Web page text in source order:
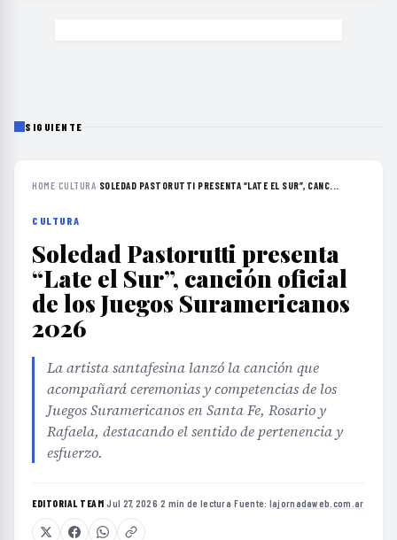
SIGUIENTE
HOME›CULTURA› SOLEDAD PASTORUTTI PRESENTA “LATE EL SUR”, CANC...
CULTURA
Soledad Pastorutti presenta
“Late el Sur”, canción oficial
de los Juegos Suramericanos
2026
La artista santafesina lanzó la canción que
acompañará ceremonias y competencias de los
Juegos Suramericanos en Santa Fe, Rosario y
Rafaela, destacando el sentido de pertenencia y
esfuerzo.
EDITORIAL TEAM·Jul 27, 2026·2 min de lectura·Fuente: lajornadaweb.com.ar